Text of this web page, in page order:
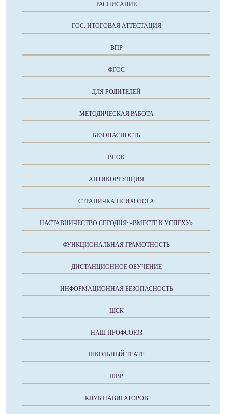
РАСПИСАНИЕ
ГОС. ИТОГОВАЯ АТТЕСТАЦИЯ
ВПР
ФГОС
ДЛЯ РОДИТЕЛЕЙ
МЕТОДИЧЕСКАЯ РАБОТА
БЕЗОПАСНОСТЬ
ВСОК
АНТИКОРРУПЦИЯ
СТРАНИЧКА ПСИХОЛОГА
НАСТАВНИЧЕСТВО СЕГОДНЯ: «ВМЕСТЕ К УСПЕХУ»
ФУНКЦИОНАЛЬНАЯ ГРАМОТНОСТЬ
ДИСТАНЦИОННОЕ ОБУЧЕНИЕ
ИНФОРМАЦИОННАЯ БЕЗОПАСНОСТЬ
ШСК
НАШ ПРОФСОЮЗ
ШКОЛЬНЫЙ ТЕАТР
ШВР
КЛУБ НАВИГАТОРОВ